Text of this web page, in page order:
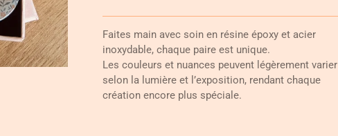
Faites main avec soin en résine époxy et acier
inoxydable, chaque paire est unique.
Les couleurs et nuances peuvent légèrement varier
selon la lumière et l’exposition, rendant chaque
création encore plus spéciale.